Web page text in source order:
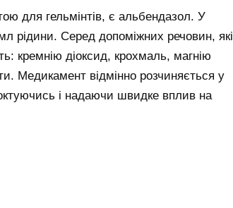
для гельмінтів, є альбендазол. У
рідини. Серед допоміжних речовин, які
кремнію діоксид, крохмаль, магнію
Медикамент відмінно розчиняється у
і надаючи швидке вплив на